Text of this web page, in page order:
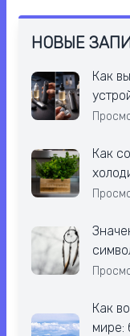
НОВЫЕ
Как
Как
Как
мире: